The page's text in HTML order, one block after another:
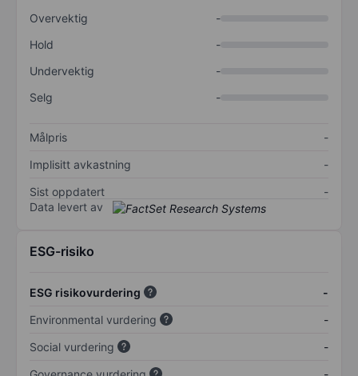
Overvektig
-
Hold
-
Undervektig
-
Selg
-
Målpris
-
Implisitt avkastning
-
Sist oppdatert
-
Data levert av
ESG-risiko
ESG risikovurdering
-
Environmental vurdering
-
Social vurdering
-